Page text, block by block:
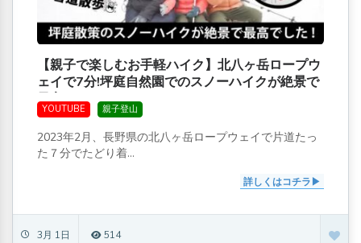
【親子で楽しむお手軽ハイク】北八ヶ岳ロープウ
ェイで7分!坪庭自然園でのスノーハイクが絶景で
最高でした。
YOUTUBE 親子登山
2023年2月、長野県の北八ヶ岳ロープウェイで片道たっ
た７分でたどり着...
詳しくはコチラ
3月 1日 514